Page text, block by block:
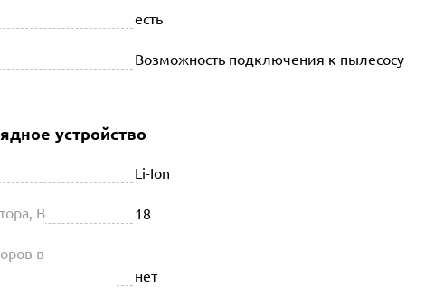
есть
Возможность подключения к пылесосу
устройство
Li-Ion
В 18
в
нет